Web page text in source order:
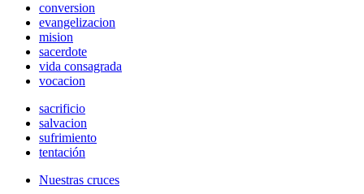
conversion
evangelizacion
mision
sacerdote
vida consagrada
vocacion
sacrificio
salvacion
sufrimiento
tentación
Nuestras cruces